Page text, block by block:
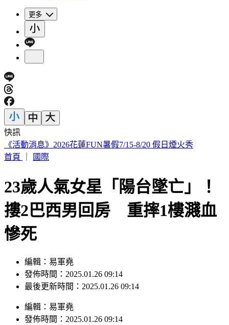
更多
快訊
這次沒有颱風假？白海豚災情頻傳 蔣萬安鬆口「沒放假原
因」
23歲人氣女星「陽台墜亡」！
摟2巴西男回房 重摔1樓濺血
慘死
編輯：易軍堯
發佈時間：2025.01.26 09:14
編輯：易軍堯